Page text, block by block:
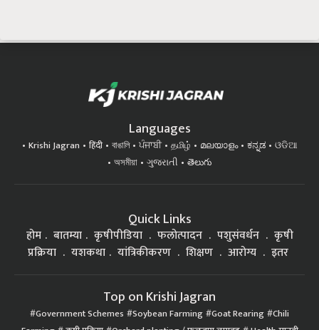
Languages
Krishi Jagran हिंदी বাঙালি ਪੰਜਾਬੀ தமிழ் മലയാളം ಕನ್ನಡ
ଓଡିଆ
অসমীয়া
ગુજરાતી తెలుగు
Quick Links
होम बातम्या कृषीपीडिया फलोत्पादन पशुसंवर्धन
कृषी
प्रक्रिया
यशकथा यांत्रिकीकरण शिक्षण आरोग्य इतर
Top on Krishi Jagran
Government Schemes Soybean Farming Goat Rearing Chili